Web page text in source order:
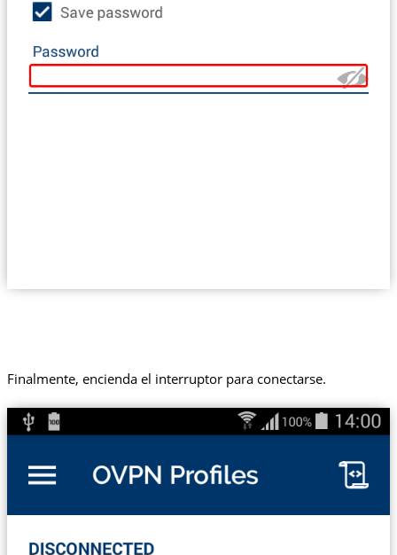
Finalmente, encienda el interruptor para conectarse.